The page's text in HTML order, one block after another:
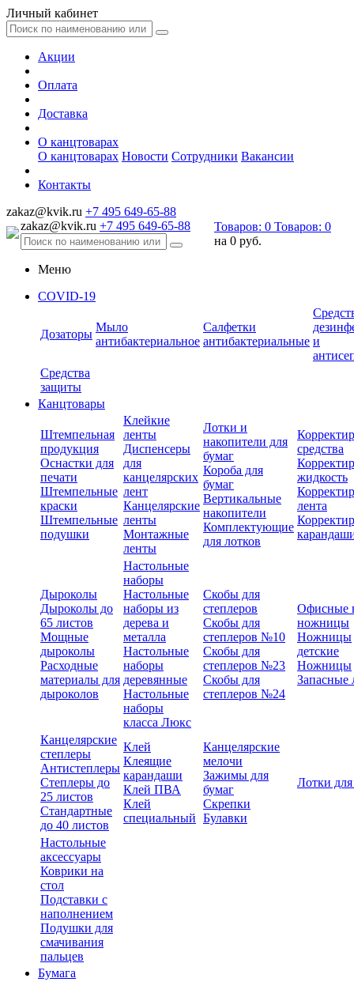
Личный кабинет
Акции
Оплата
Доставка
О канцтоварах
О канцтоварах Новости Сотрудники Вакансии
Контакты
zakaz@kvik.ru +7 495 649-65-88
zakaz@kvik.ru +7 495 649-65-88 Товаров: 0 Товаров: 0
на 0 руб.
Меню
COVID-19
Дозаторы
Мыло
антибактериальное
Салфетки
антибактериальные и
Средства
защиты
Канцтовары
Штемпельная
продукция
Оснастки для
печати
Штемпельные
краски
Штемпельные
подушки
Клейкие
ленты
Диспенсеры
для
канцелярских
лент
Канцелярские
ленты
Монтажные
ленты
Лотки и
накопители для
бумаг
Короба для
бумаг
Вертикальные
накопители
Комплектующие
для лотков
средства
жидкость
лента
Дыроколы
Дыроколы до
65 листов
Мощные
дыроколы
Расходные
материалы для
дыроколов
Настольные
наборы
Настольные
наборы из
дерева и
металла
Настольные
наборы
деревянные
Настольные
наборы
класса Люкс
Скобы для
степлеров
Скобы для
степлеров №10
Скобы для
степлеров №23
Скобы для
степлеров №24
Офисные
ножницы
Ножницы
детские
Ножницы
Запасные
Канцелярские
степлеры
Антистеплеры
Степлеры до
25 листов
Стандартные
до 40 листов
Клей
Клеящие
карандаши
Клей ПВА
Клей
специальный
Канцелярские
мелочи
Зажимы для
бумаг
Скрепки
Булавки
Лотки
Настольные
аксессуары
Коврики на
стол
Подставки с
наполнением
Подушки для
смачивания
пальцев
Бумага